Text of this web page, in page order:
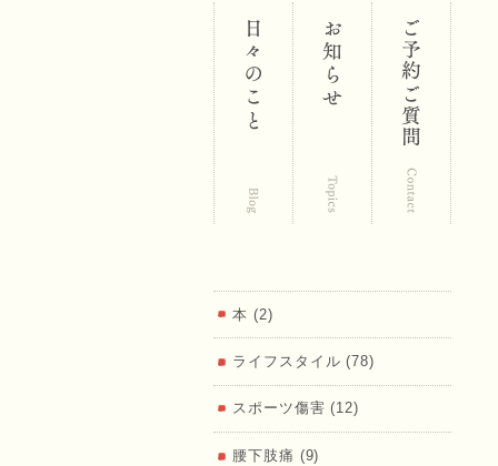
区 鍼･灸･
マッサー
ジ 福匠庵
本 (2)
ライフスタイル (78)
スポーツ傷害 (12)
腰下肢痛 (9)